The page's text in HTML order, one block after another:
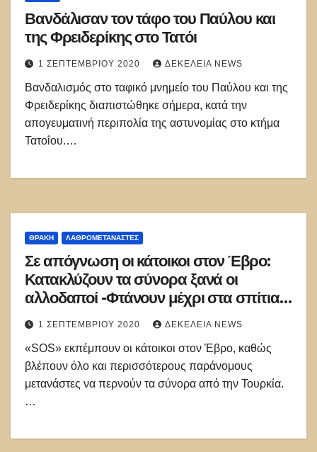
Βανδάλισαν τον τάφο του Παύλου και
της Φρειδερίκης στο Τατόι
1 ΣΕΠΤΕΜΒΡΊΟΥ 2020 ΔΕΚΈΛΕΙΑ NEWS
Βανδαλισμός στο ταφικό μνημείο του Παύλου και της
Φρειδερίκης διαπιστώθηκε σήμερα, κατά την
απογευματινή περιπολία της αστυνομίας στο κτήμα
Τατοΐου.…
ΘΡΆΚΗ ΛΑΘΡΟΜΕΤΑΝΑΣΤΕΣ
Σε απόγνωση οι κάτοικοι στον Έβρο:
Κατακλύζουν τα σύνορα ξανά οι
αλλοδαποί -Φτάνουν μέχρι στα σπίτια
τους!
1 ΣΕΠΤΕΜΒΡΊΟΥ 2020 ΔΕΚΈΛΕΙΑ NEWS
«SOS» εκπέμπουν οι κάτοικοι στον Έβρο, καθώς
βλέπουν όλο και περισσότερους παράνομους
μετανάστες να περνούν τα σύνορα από την Τουρκία.
…